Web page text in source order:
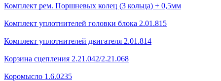
Комплект рем. Поршневых колец (3 кольца) + 0,5мм
Комплект уплотнителей головки блока 2.01.815
Комплект уплотнителей двигателя 2.01.814
Корзина сцепления 2.21.042/2.21.068
Коромысло 1.6.0235